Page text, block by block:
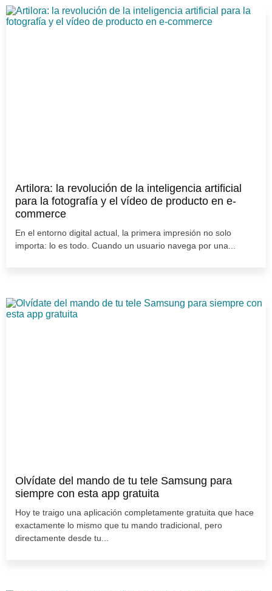
Artilora: la revolución de la inteligencia artificial
para la fotografía y el vídeo de producto en e-
commerce
En el entorno digital actual, la primera impresión no solo
importa: lo es todo. Cuando un usuario navega por una...
Olvídate del mando de tu tele Samsung para
siempre con esta app gratuita
Hoy te traigo una aplicación completamente gratuita que hace
exactamente lo mismo que tu mando tradicional, pero
directamente desde tu...